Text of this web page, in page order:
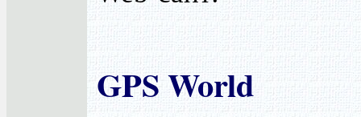
GPS World